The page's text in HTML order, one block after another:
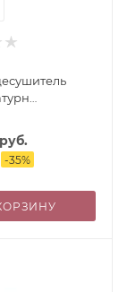
полкой, с
в комплекте,
-35%